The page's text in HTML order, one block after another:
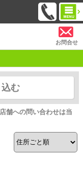
お問合せ
む
舗への問い合わせは当